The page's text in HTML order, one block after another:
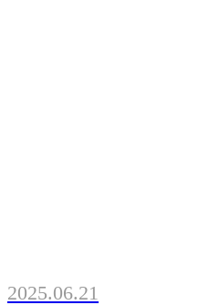
2025.06.21